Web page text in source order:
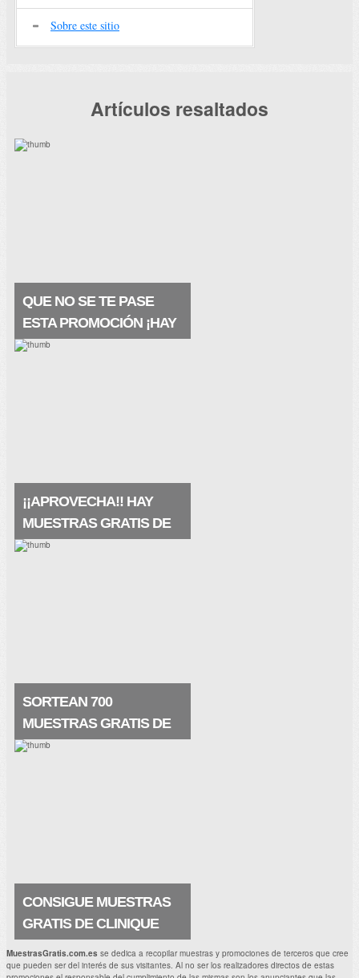
Sobre este sitio
Artículos resaltados
QUE NO SE TE PASE
ESTA PROMOCIÓN ¡HAY
MUESTRAS A
¡¡APROVECHA!! HAY
MUESTRAS GRATIS DE
LA PRAIRIE
SORTEAN 700
MUESTRAS GRATIS DE
SKINCEUTICALS
CONSIGUE MUESTRAS
GRATIS DE CLINIQUE
Ahora puedes hacerte con una muestra
MuestrasGratis.com.es se dedica a recopilar muestras y promociones de terceros que cree
que pueden ser del interés de sus visitantes. Al no ser los realizadores directos de estas